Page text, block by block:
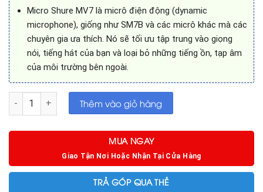
Micro Shure MV7 là micrô điện động (dynamic
microphone), giống như SM7B và các micrô khác mà các
chuyên gia ưa thích. Nó sẽ tối ưu tập trung vào giọng
nói, tiếng hát của bạn và loại bỏ những tiếng ồn, tạp âm
của môi trường bên ngoài.
Micro Shure Shure MV7 có dây số lượng
Thêm vào giỏ hàng
MUA NGAY
Giao Tận Nơi Hoặc Nhận Tại Cửa Hàng
TRẢ GÓP QUA THẺ